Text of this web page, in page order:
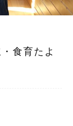
食育たよ